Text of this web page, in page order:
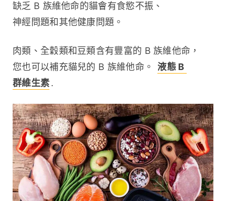
缺乏 B 族維他命的貓會有食慾不振、
神經問題和其他健康問題。
肉類、全穀類和豆類含有豐富的 B 族維他命，
您也可以補充貓兒的 B 族維他命。
液態 B
群維生素.